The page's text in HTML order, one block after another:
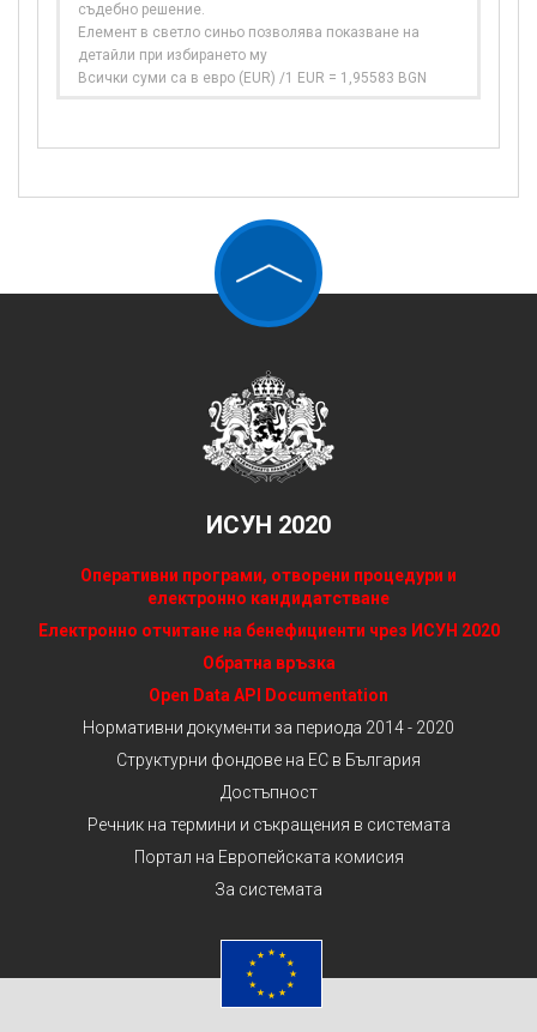
съдебно решение.
Елемент в светло синьо позволява показване на
детайли при избирането му
Всички суми са в евро (EUR) /1 EUR = 1,95583 BGN
ИСУН 2020
Оперативни програми, отворени процедури и
електронно кандидатстване
Електронно отчитане на бенефициенти чрез ИСУН 2020
Обратна връзка
Open Data API Documentation
Нормативни документи за периода 2014 - 2020
Структурни фондове на ЕС в България
Достъпност
Речник на термини и съкращения в системата
Портал на Европейската комисия
За системата